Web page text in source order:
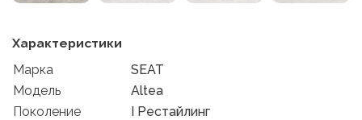
Характеристики
Марка
SEAT
Модель
Altea
Поколение
I Рестайлинг